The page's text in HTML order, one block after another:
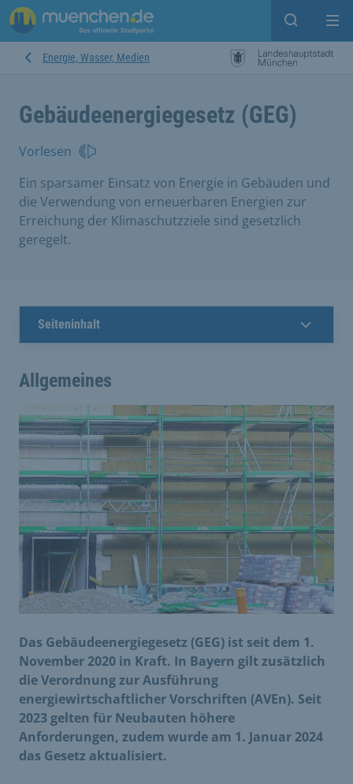
Suche
Energie, Wasser, Medien
Gebäudeenergiegesetz (GEG)
Vorlesen
Ein sparsamer Einsatz von Energie in Gebäuden und
die Verwendung von erneuerbaren Energien zur
Erreichung der Klimaschutzziele sind gesetzlich
geregelt.
Seiteninhalt
Allgemeines
Das Gebäudeenergiegesetz (GEG) ist seit dem 1.
November 2020 in Kraft. In Bayern gilt zusätzlich
die Verordnung zur Ausführung
energiewirtschaftlicher Vorschriften (AVEn). Seit
2023 gelten für Neubauten höhere
Anforderungen, zudem wurde am 1. Januar 2024
das Gesetz aktualisiert.